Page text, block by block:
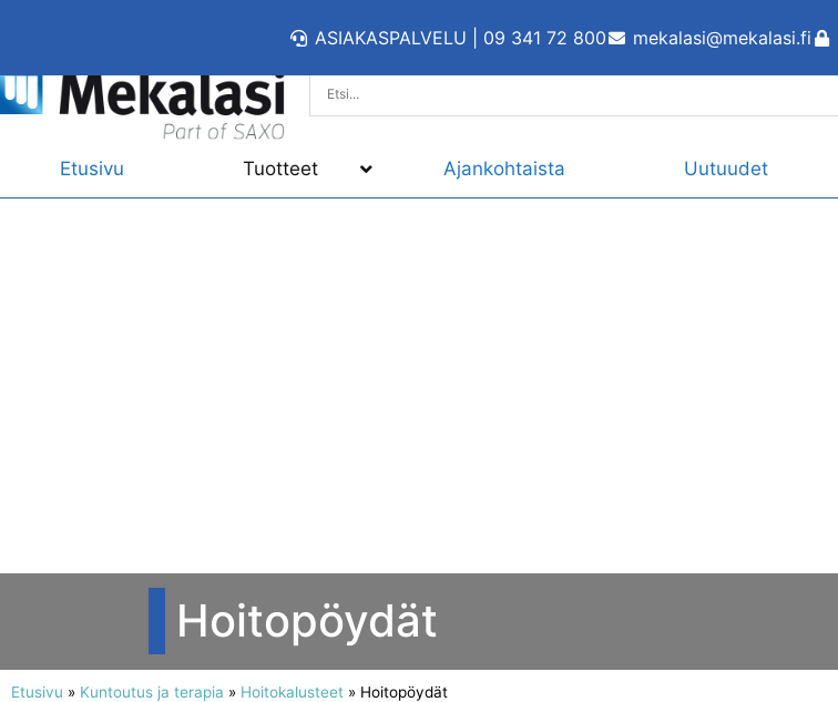
ASIAKASPALVELU | 09 341 72 800 mekalasi@mekalasi.fi
Etusivu Tuotteet Ajankohtaista Uutuudet
Hoitopöydät
Etusivu » Kuntoutus ja terapia » Hoitokalusteet » Hoitopöydät